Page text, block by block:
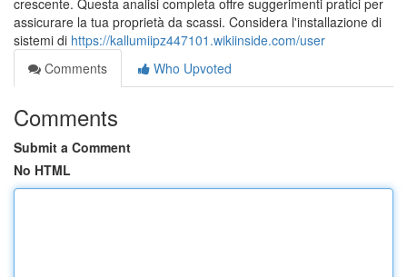
crescente. Questa analisi completa offre suggerimenti pratici per
assicurare la tua proprietà da scassi. Considera l'installazione di
sistemi di https://kallumiipz447101.wikiinside.com/user
Comments
Who Upvoted
Comments
Submit a Comment
No HTML